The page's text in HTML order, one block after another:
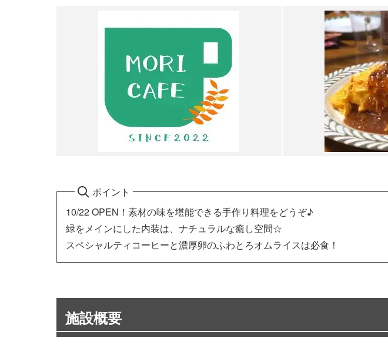
ポイント
10/22 OPEN！素材の味を堪能できる手作り料理をどうぞ♪
緑をメインにした内装は、ナチュラルな癒し空間☆
スペシャルティコーヒーと濃厚卵のふわとろオムライスは必食！
施設概要